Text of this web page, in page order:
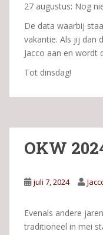
27 augustus: Nog
De data waarbij
vakantie. Als jij dan
Jacco aan en wordt
Tot dinsdag!
OKW
juli 7, 2024
Evenals andere
traditioneel in mei